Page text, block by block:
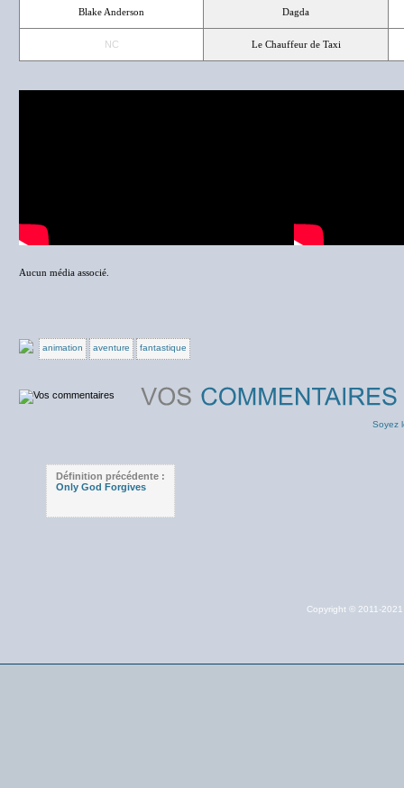
Blake Anderson Dagda
NC Le Chauffeur de Taxi
Aucun média associé.
animation aventure fantastique
Soyez
Définition précédente :
Only God Forgives
Copyright © 2011-